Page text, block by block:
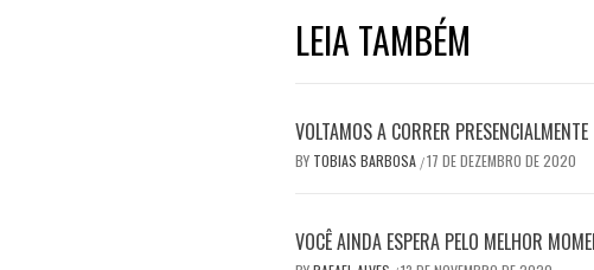
LEIA TAMBÉM
VOLTAMOS A CORRER PRESENCIALMENTE
BY TOBIAS BARBOSA /17 DE DEZEMBRO DE 2020
VOCÊ AINDA ESPERA PELO MELHOR